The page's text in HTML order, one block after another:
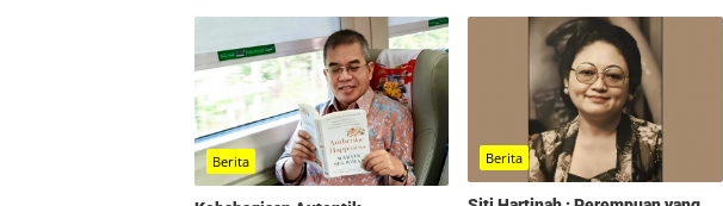
Berita Berita